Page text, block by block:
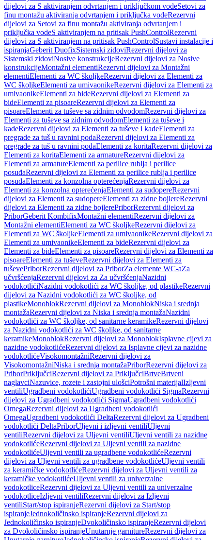
dijelovi za S aktiviranjem odvrtanjem i priključkom vodeSetovi za
finu montažu aktiviranja odvrtanjem i priključka vodeRezervni
dijelovi za Setovi za finu montažu aktiviranja odvrtanjem i
priključka vodeS aktiviranjem na pritisak PushControlRezervni
dijelovi za S aktiviranjem na pritisak PushControlSustavi instalacije i
ispiranjaGeberit DuofixSistemski zidoviRezervni dijelovi za
Sistemski zidoviNosive konstrukcijeRezervni dijelovi za Nosive
konstrukcijeMontažni elementiRezervni dijelovi za Montažni
elementiElementi za WC školjkeRezervni dijelovi za Elementi za
WC školjkeElementi za umivaonikeRezervni dijelovi za Elementi za
umivaonikeElementi za bideRezervni dijelovi za Elementi za
bideElementi za pisoareRezervni dijelovi za Elementi za
pisoareElementi za tuševe sa zidnim odvodomRezervni dijelovi za
Elementi za tuševe sa zidnim odvodomElementi za tuševe i
kadeRezervni dijelovi za Elementi za tuševe i kadeElementi za
pregrade za tuš u ravnini podaRezervni dijelovi za Elementi za
pregrade za tuš u ravnini podaElementi za koritaRezervni dijelovi za
Elementi za koritaElementi za armatureRezervni dijelovi za
Elementi za armatureElementi za perilice rublja i perilice
posuđaRezervni dijelovi za Elementi za perilice rublja i perilice
posuđaElementi za konzolna opterećenjaRezervni dijelovi za
Elementi za konzolna opterećenjaElementi za sudopereRezervni
dijelovi za Elementi za sudopereElementi za zidne bojlereRezervni
dijelovi za Elementi za zidne bojlerePriborRezervni dijelovi za
PriborGeberit KombifixMontažni elementiRezervni dijelovi za
Montažni elementiElementi za WC školjkeRezervni dijelovi za
Elementi za WC školjkeElementi za umivaonikeRezervni dijelovi za
Elementi za umivaonikeElementi za bideRezervni dijelovi za
Elementi za bideElementi za pisoareRezervni dijelovi za Elementi za
pisoareElementi za tuševeRezervni dijelovi za Elementi za
tuševePriborRezervni dijelovi za PriborZa elemente WC-aZa
učvršćenjaRezervni dijelovi za Za učvršćenjaNazidni
vodokotlićiNazidni vodokotlići za WC školjke, od plastikeRezervni
dijelovi za Nazidni vodokotlići za WC školjke, od
plastikeMonoblokRezervni dijelovi za MonoblokNiska i srednja
montažaRezervni dijelovi za Niska i srednja montažaNazidni
vodokotlići za WC školjke, od sanitarne keramikeRezervni dijelovi
za Nazidni vodokotlići za WC školjke, od sanitarne
keramikeMonoblokRezervni dijelovi za MonoblokIsplavne cijevi za
nazidne vodokotlićeRezervni dijelovi za Isplavne cijevi za nazidne
vodokotlićeVisokomontažniRezervni dijelovi za
VisokomontažniNiska i srednja montažaPriborRezervni dijelovi za
PriborPriključciRezervni dijelovi za PriključciBrtveBrtveni
naglavciNazuvice, rozete i zastojni ulošciPotrošni materijalIzljevni
ventiliUgradbeni vodokotlićiUgradbeni vodokotlići SigmaRezervni
dijelovi za Ugradbeni vodokotlići SigmaUgradbeni vodokotlići
OmegaRezervni dijelovi za Ugradbeni vodokotlići
OmegaUgradbeni vodokotlići DeltaRezervni dijelovi za Ugradbeni
vodokotlići DeltaPriborUljevni i izljevni ventiliUljevni
ventiliRezervni dijelovi za Uljevni ventiliUljevni ventili za nazidne
vodokotlićeRezervni dijelovi za Uljevni ventili za nazidne
vodokotlićeUljevni ventili za ugradbene vodokotlićeRezervni
dijelovi za Uljevni ventili za ugradbene vodokotlićeUljevni ventili
za keramičke vodokotlićeRezervni dijelovi za Uljevni ventili za
keramičke vodokotlićeUljevni ventili za univerzalne
vodokotliceRezervni dijelovi za Uljevni ventili za univerzalne
vodokotliceIzljevni ventiliRezervni dijelovi za Izljevni
ventiliStart/stop ispiranjeRezervni dijelovi za Start/stop
ispiranjeJednokoličinsko ispiranjeRezervni dijelovi za
Jednokoličinsko ispiranjeDvokoličinsko ispiranjeRezervni dijelovi
za Dvokoličinsko ispiranjeUnutarnje garnitureRezervni dijelovi za